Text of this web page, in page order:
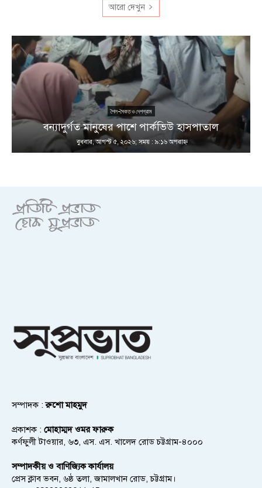
আরো দেখুন
শৈল-সৈকত ও দেশগ্রাম
বন্যাদুর্গত মানুষের পাশে পার্কভিউ হাসপাতাল
বুধবার, আগস্ট ৫, ২০২৬; সময় : ৯:১৬ অপরাহ্ণ
সম্পাদক :রুশো মাহমুদ
প্রকাশক : মোহাম্মদ ওমর ফারুক
কর্ণফুলী টাওয়ার, ৬৩, এস. এস. খালেদ রোড চট্টগ্রাম-৪০০০
সম্পাদকীয় ও বাণিজ্যিক কার্যালয়
প্রেস ক্লাব ভবন, ৬ষ্ঠ তলা, জামালখান রোড, চট্টগ্রাম।